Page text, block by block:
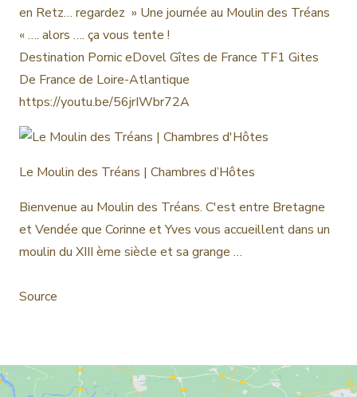
en Retz… regardez » Une journée au Moulin des Tréans
« …. alors …. ça vous tente !
Destination PorniceDovelGîtes de France TF1 Gites
De France de Loire-Atlantique
https://youtu.be/56jrIWbr72A
Le Moulin des Tréans | Chambres d’Hôtes
Bienvenue au Moulin des Tréans. C'est entre Bretagne
et Vendée que Corinne et Yves vous accueillent dans un
moulin du XIII ème siècle et sa grange …
Source